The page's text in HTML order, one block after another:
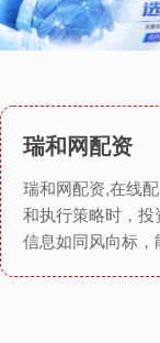
瑞和网配资
瑞和网配资,在线
和执行策略时，
信息如同风向标，